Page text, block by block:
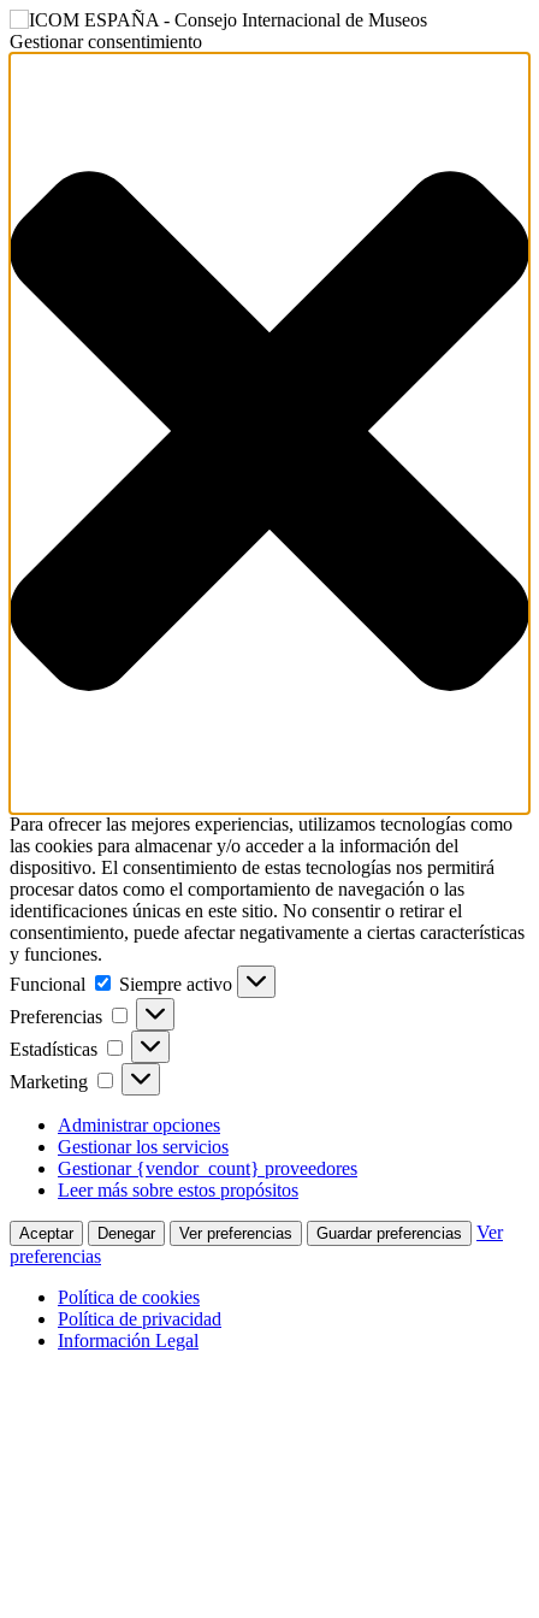
Gestionar consentimiento
Para ofrecer las mejores experiencias, utilizamos tecnologías como
las cookies para almacenar y/o acceder a la información del
dispositivo. El consentimiento de estas tecnologías nos permitirá
procesar datos como el comportamiento de navegación o las
identificaciones únicas en este sitio. No consentir o retirar el
consentimiento, puede afectar negativamente a ciertas características
y funciones.
Funcional
Siempre activo
Preferencias
Estadísticas
Marketing
Administrar opciones
Gestionar los servicios
Gestionar {vendor_count} proveedores
Leer más sobre estos propósitos
Aceptar Denegar Ver preferencias Guardar preferencias
Ver
preferencias
Política de cookies
Política de privacidad
Información Legal